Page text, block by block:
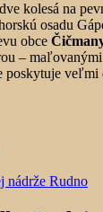
kolesá na
osadu
obce
–
poskytuje veľmi
nádrže Rudno